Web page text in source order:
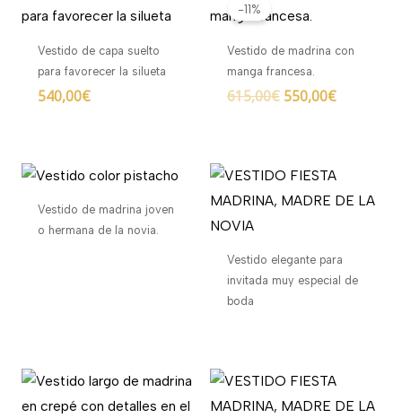
Vestido de capa suelto
para favorecer la silueta
540,00€
-11%
Vestido de madrina con
manga francesa.
615,00€
original
615,00€.
550,00€
550,00€.
Vestido de madrina joven
o hermana de la novia.
Vestido elegante para
invitada muy especial de
boda